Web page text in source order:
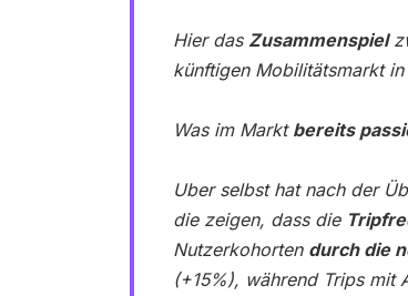
Hier das Zusammenspiel
künftigen Mobilitätsmarkt
Was im Markt bereits
Uber selbst hat nach der
die zeigen, dass die
Nutzerkohorten durch die
(+15%), während Trips mit